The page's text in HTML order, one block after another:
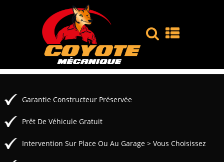
Garantie Constructeur Préservée
Prêt De Véhicule Gratuit
Intervention Sur Place Ou Au Garage > Vous Choisissez